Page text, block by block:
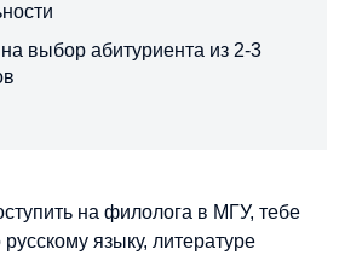
выбор абитуриента из 2-3
на филолога в МГУ, тебе
языку, литературе